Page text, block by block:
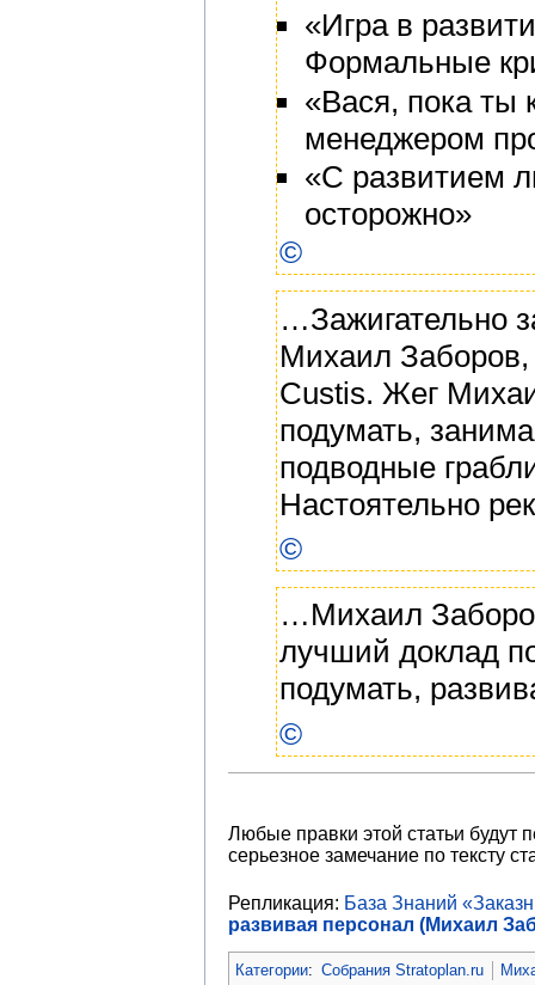
«Игра в
Формальные
«Вася, пока ты
менеджером
«С развитием
осторожно»
©
…Зажигательно
Михаил
Custis. Жег
подумать,
подводные
Настоятельно
©
…Михаил
лучший доклад
подумать,
©
Любые правки этой статьи будут
серьезное замечание по тексту
Репликация: База Знаний
развивая персонал (Михаил
Категории: Собрания Stratoplan.ru